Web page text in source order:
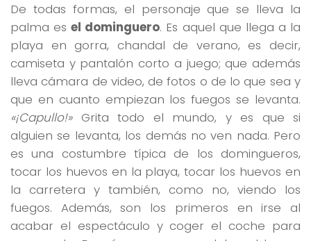
De todas formas, el personaje que se lleva la
palma esel dominguero. Es aquel que llega a la
playa en gorra, chandal de verano, es decir,
camiseta y pantalón corto a juego; que además
lleva cámara de video, de fotos o de lo que sea y
que en cuanto empiezan los fuegos se levanta.
«¡Capullo!»Grita todo el mundo, y es que si
alguien se levanta, los demás no ven nada. Pero
es una costumbre típica de los domingueros,
tocar los huevos en la playa, tocar los huevos en
la carretera y también, como no, viendo los
fuegos. Además, son los primeros en irse al
acabar el espectáculo y coger el coche para